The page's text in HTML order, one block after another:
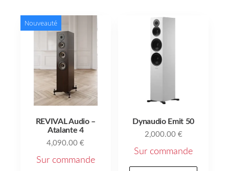
Nouveauté
REVIVAL Audio –
Atalante 4
4,090.00€
Sur commande
Dynaudio Emit 50
2,000.00 €
Sur commande